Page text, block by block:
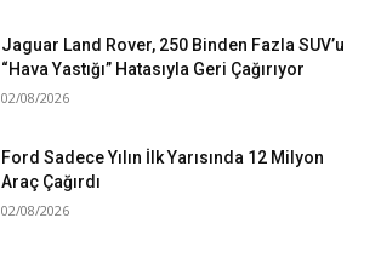
Jaguar Land Rover, 250 Binden Fazla SUV’u
“Hava Yastığı” Hatasıyla Geri Çağırıyor
02/08/2026
Ford Sadece Yılın İlk Yarısında 12 Milyon
Araç Çağırdı
02/08/2026